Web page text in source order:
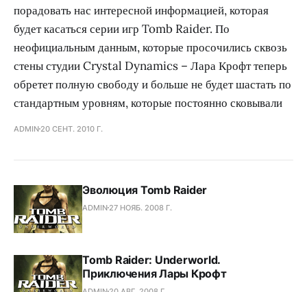
порадовать нас интересной информацией, которая
будет касаться серии игр Tomb Raider. По
неофициальным данным, которые просочились сквозь
стены студии Crystal Dynamics – Лара Крофт теперь
обретет полную свободу и больше не будет шастать по
стандартным уровням, которые постоянно сковывали
ADMIN 20 СЕНТ. 2010 Г.
Эволюция Tomb Raider
ADMIN 27 НОЯБ. 2008 Г.
Tomb Raider: Underworld.
Приключения Лары Крофт